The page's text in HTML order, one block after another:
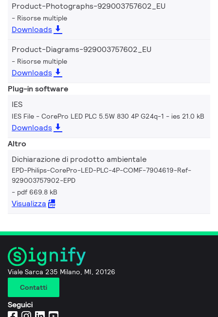
Product-Photographs-929003757602_EU
Risorse multiple
Downloads
Product-Diagrams-929003757602_EU
Risorse multiple
Downloads
Plug-in software
IES
IES File - CorePro LED PLC 5.5W 830 4P G24q-1 ies 21.0 kB
Downloads
Altro
Dichiarazione di prodotto ambientale
EPD-Philips-CorePro-LED-PLC-4P-COMF-7904619-Ref-
929003757902-EPD
pdf 669.8 kB
Visualizza
Viale Sarca 235 Milano, MI, 20126
Contatti
Seguici